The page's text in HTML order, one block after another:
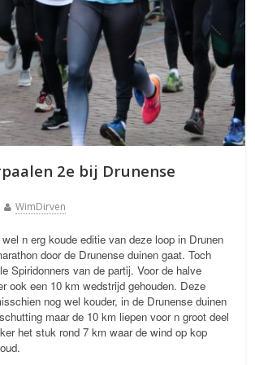
2e bij Drunense
WimDirven
n erg koude editie van deze loop in Drunen
door de Drunense duinen gaat. Toch
Spiridonners van de partij. Voor de halve
ook een 10 km wedstrijd gehouden. Deze
nog wel kouder, in de Drunense duinen
maar de 10 km liepen voor n groot deel
het stuk rond 7 km waar de wind op kop